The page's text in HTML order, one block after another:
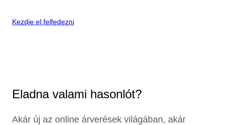
Kezdje el felfedezni
Eladna valami hasonlót?
Akár új az online árverések világában, akár